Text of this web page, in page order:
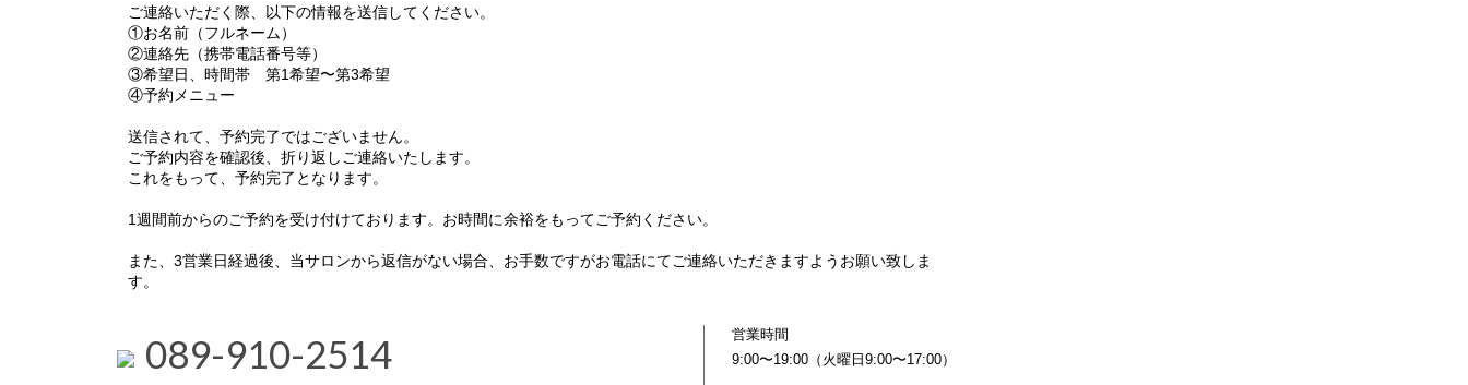
ご連絡いただく際、以下の情報を送信してください。
①お名前（フルネーム）
②連絡先（携帯電話番号等）
③希望日、時間帯 第1希望〜第3希望
④予約メニュー
送信されて、予約完了ではございません。
ご予約内容を確認後、折り返しご連絡いたします。
これをもって、予約完了となります。
1週間前からのご予約を受け付けております。お時間に余裕をもってご予約ください。
また、3営業日経過後、当サロンから返信がない場合、お手数ですがお電話にてご連絡いただきますようお願い致しま
す。
089-910-2514
営業時間
9:00〜19:00（火曜日9:00〜17:00）